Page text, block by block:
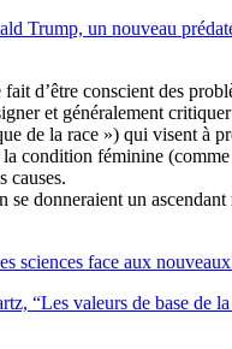
Trump, un nouveau
d’être conscient des
et généralement
de la race ») qui visent
la condition féminine
causes.
donneraient un
sciences face aux
“Les valeurs de base de